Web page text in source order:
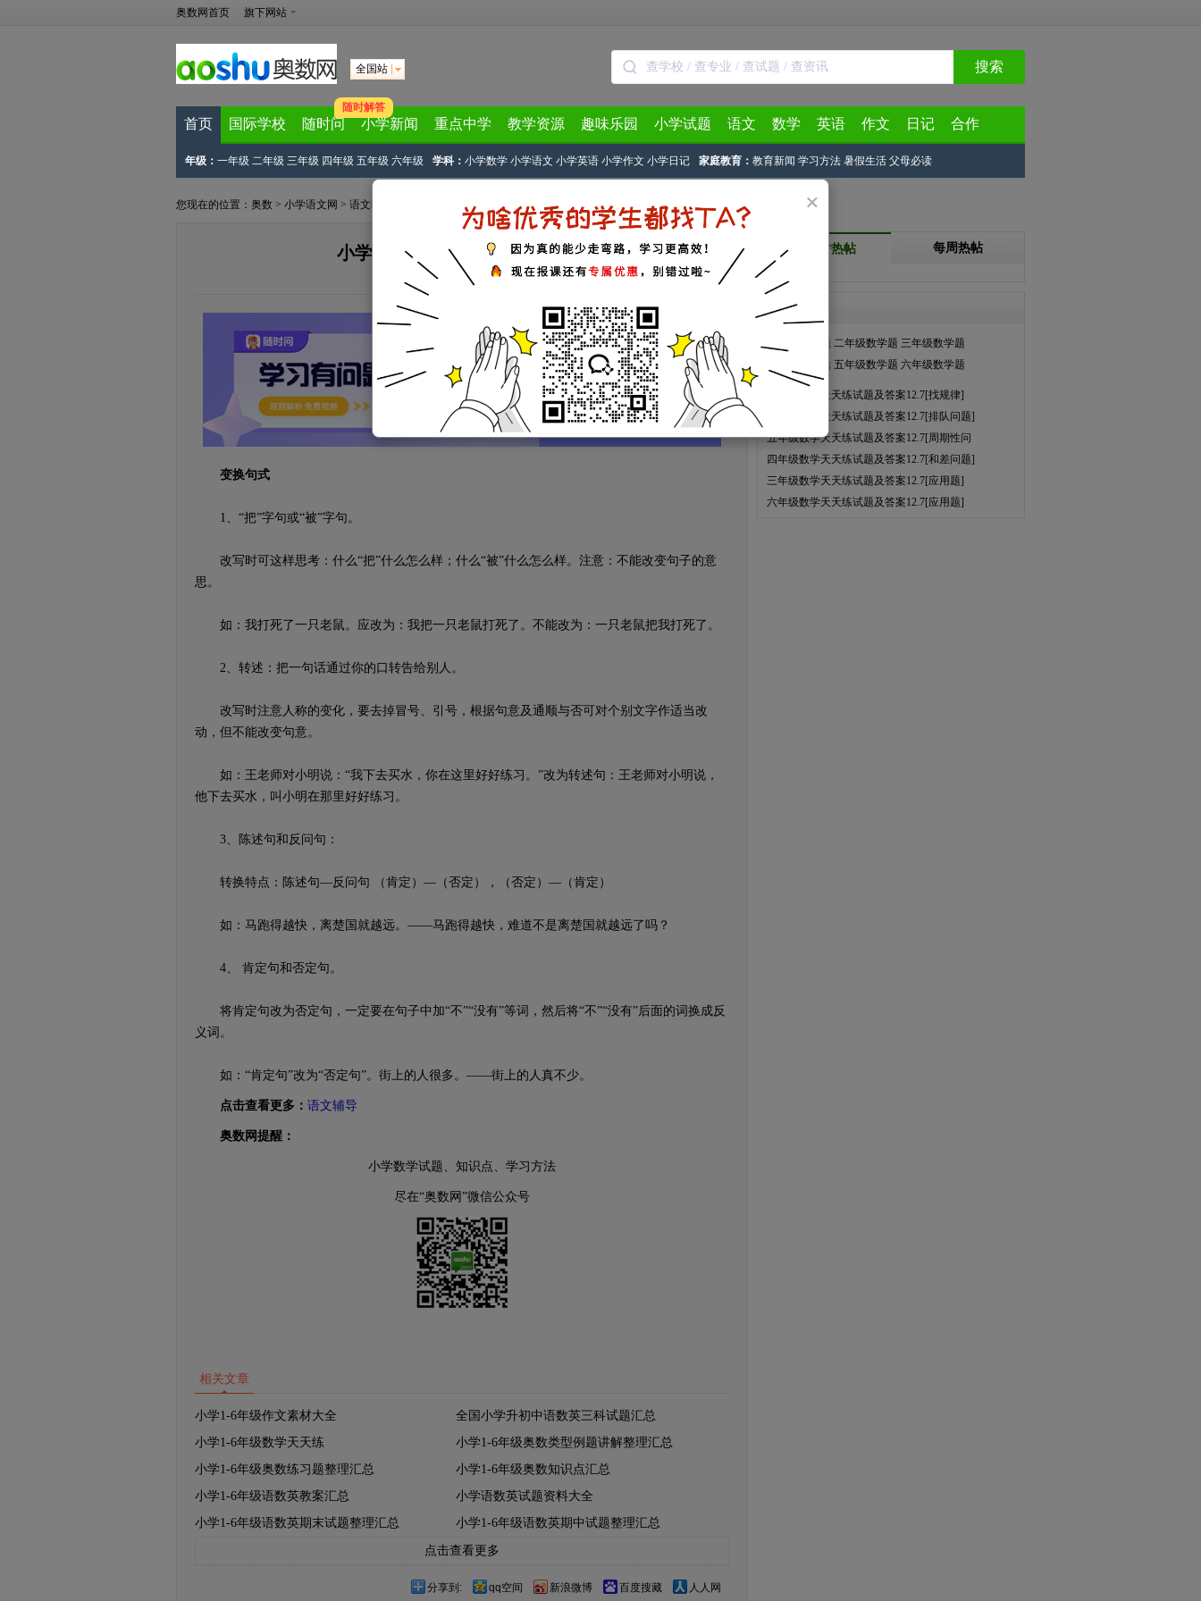
×
奥数网首页 旗下网站
全国站 搜索
首页 国际学校 随时问
随时解答
小学新闻 重点中学 教学资源 趣味乐园 小学试题 语文 数学 英语 作文 日记 合作
年级： 一年级 二年级 三年级 四年级 五年级 六年级 学科： 小学数学 小学语文 小学英语 小学作文 小学日记 家庭教育： 教育新闻 学习方法 暑假生活 父母必读
您现在的位置： 奥数 > 小学语文网 > 语文辅导
小学语文基础知识点：变换句式
来源：奥数网整理 2022-12-19 11:38:39
变换句式
1、“把”字句或“被”字句。
改写时可这样思考：什么“把”什么怎么样；什么“被”什么怎么样。注意：不能改变句子的意
思。
如：我打死了一只老鼠。应改为：我把一只老鼠打死了。不能改为：一只老鼠把我打死了。
2、转述：把一句话通过你的口转告给别人。
改写时注意人称的变化，要去掉冒号、引号，根据句意及通顺与否可对个别文字作适当改
动，但不能改变句意。
如：王老师对小明说：“我下去买水，你在这里好好练习。”改为转述句：王老师对小明说，
他下去买水，叫小明在那里好好练习。
3、陈述句和反问句：
转换特点：陈述句—反问句 （肯定）—（否定），（否定）—（肯定）
如：马跑得越快，离楚国就越远。——马跑得越快，难道不是离楚国就越远了吗？
4、 肯定句和否定句。
将肯定句改为否定句，一定要在句子中加“不”“没有”等词，然后将“不”“没有”后面的词换成反
义词。
如：“肯定句”改为“否定句”。街上的人很多。——街上的人真不少。
点击查看更多： 语文辅导
奥数网提醒：
小学数学试题、知识点、学习方法
尽在“奥数网”微信公众号
相关文章
小学1-6年级作文素材大全
全国小学升初中语数英三科试题汇总
小学1-6年级数学天天练
小学1-6年级奥数类型例题讲解整理汇总
小学1-6年级奥数练习题整理汇总
小学1-6年级奥数知识点汇总
小学1-6年级语数英教案汇总
小学语数英试题资料大全
小学1-6年级语数英期末试题整理汇总
小学1-6年级语数英期中试题整理汇总
点击查看更多
分享到: qq空间 新浪微博 百度搜藏 人人网
24小时热帖 每周热帖
数学天天练
一年级数学题 二年级数学题 三年级数学题
四年级数学题 五年级数学题 六年级数学题
二年级数学天天练试题及答案12.7[找规律]
一年级数学天天练试题及答案12.7[排队问题]
五年级数学天天练试题及答案12.7[周期性问
四年级数学天天练试题及答案12.7[和差问题]
三年级数学天天练试题及答案12.7[应用题]
六年级数学天天练试题及答案12.7[应用题]